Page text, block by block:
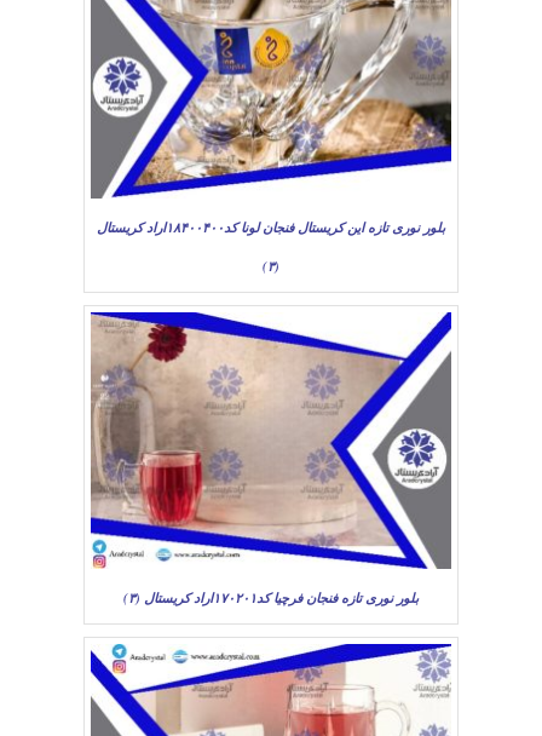
بلور نوری تازه این کریستال فنجان لونا کد۱۸۴۰۰۴۰۰اراد کریستال
(۳)
بلور نوری تازه فنجان فرچیا کد۱۷۰۲۰۱اراد کریستال (۳)